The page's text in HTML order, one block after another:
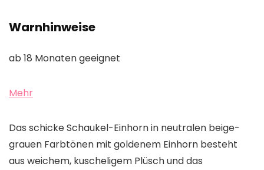
Warnhinweise
ab 18 Monaten geeignet
Mehr
Das schicke Schaukel-Einhorn in neutralen beige-
grauen Farbtönen mit goldenem Einhorn besteht
aus weichem, kuscheligem Plüsch und das